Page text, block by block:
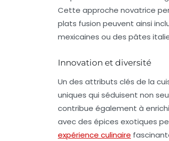
Cette approche novatrice
plats fusion peuvent ainsi
mexicaines ou des pâtes
Innovation et diversité
Un des attributs clés de la
uniques qui séduisent non
contribue également à
avec des épices exotiques
expérience culinaire